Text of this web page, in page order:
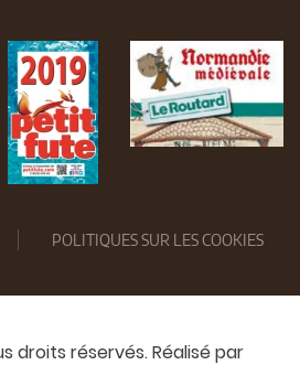
POLITIQUES SUR LES COOKIES
droits réservés. Réalisé par